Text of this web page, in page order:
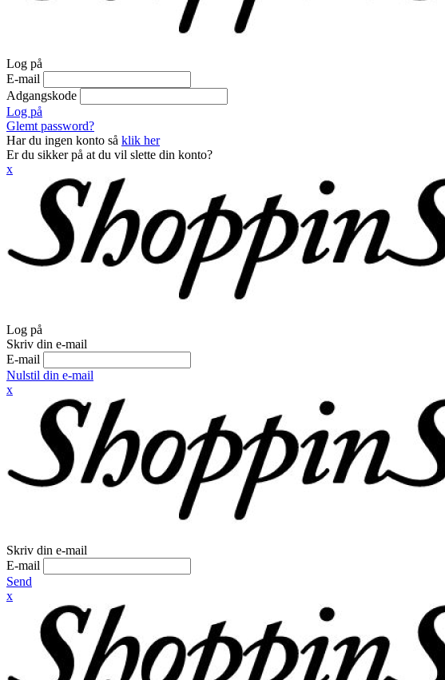
Log på
E-mail
Adgangskode
Log på
Glemt password?
Har du ingen konto så klik her
Er du sikker på at du vil slette din konto?
x
Log på
Skriv din e-mail
E-mail
Nulstil din e-mail
x
Skriv din e-mail
E-mail
Send
x